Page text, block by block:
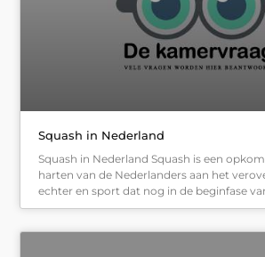
Squash in Nederland
Squash in Nederland Squash is een
harten van de Nederlanders aan het
echter en sport dat nog in de beginfase